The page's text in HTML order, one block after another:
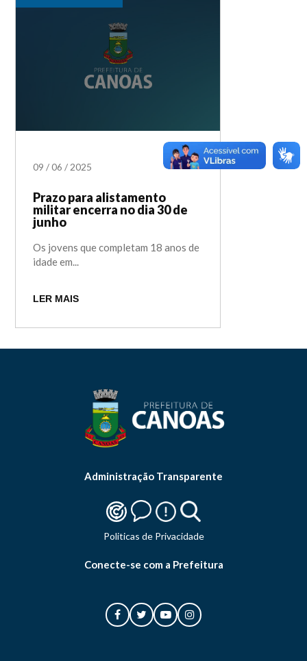
09 /06 /2025
Prazo para alistamento
militar encerra no dia 30 de
junho
Os jovens que completam 18 anos de
idade em...
LER MAIS
Administração Transparente
Politicas de Privacidade
Conecte-se com a Prefeitura